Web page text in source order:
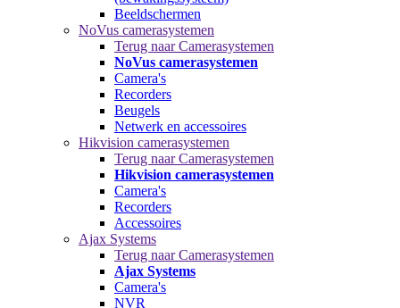
Beeldschermen
NoVus camerasystemen
Terug naar Camerasystemen
NoVus camerasystemen
Camera's
Recorders
Beugels
Netwerk en accessoires
Hikvision camerasystemen
Terug naar Camerasystemen
Hikvision camerasystemen
Camera's
Recorders
Accessoires
Ajax Systems
Terug naar Camerasystemen
Ajax Systems
Camera's
NVR